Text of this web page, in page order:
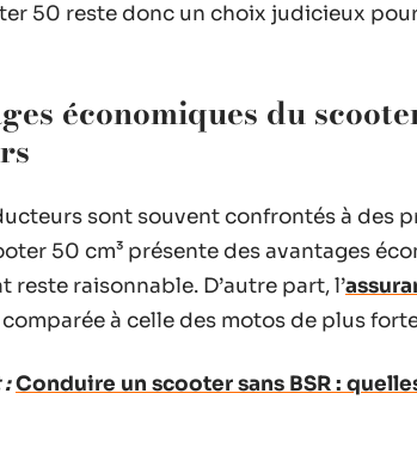
50 reste donc un choix judicieux
économiques du
sont souvent confrontés à des
50 cm³ présente des avantages
reste raisonnable. D’autre part, l’
à celle des motos de plus
:Conduire un scooter sans BSR :